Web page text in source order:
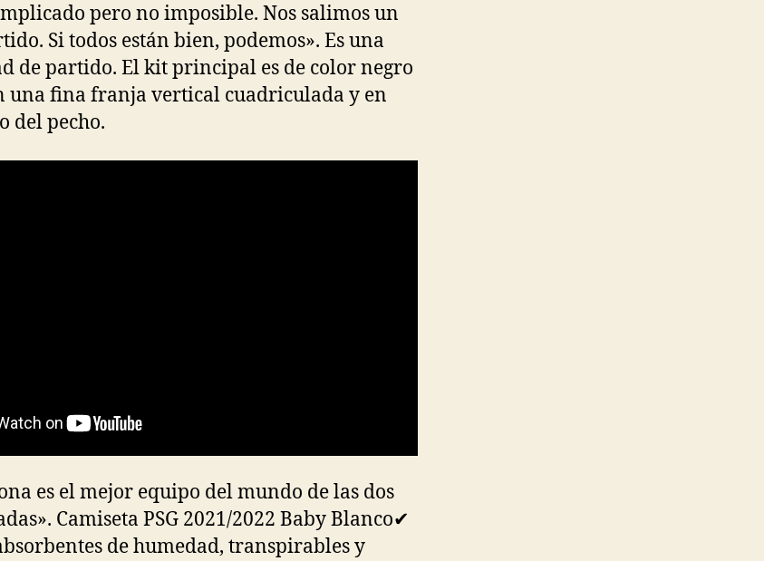
pero no imposible. Nos salimos un
Si todos están bien, podemos». Es una
de partido. El kit principal es de color negro
una fina franja vertical cuadriculada y en
del pecho.
es el mejor equipo del mundo de las dos
Camiseta PSG 2021/2022 Baby Blanco✔
de humedad, transpirables y